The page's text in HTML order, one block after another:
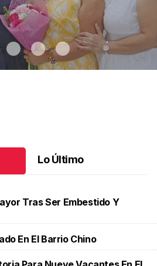
Lo Último
Tras Ser Embestido Y
En El Barrio Chino